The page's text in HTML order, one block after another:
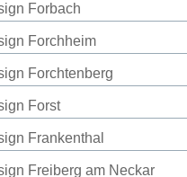
Forbach
Forchheim
Forchtenberg
Forst
Frankenthal
Freiberg am Neckar